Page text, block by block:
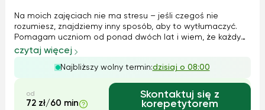
Na moich zajęciach nie ma stresu – jeśli czegoś nie
rozumiesz, znajdziemy inny sposób, aby to wytłumaczyć.
Pomagam uczniom od ponad dwóch lat i wiem, że każdy
ma inny sposób przyswajania wiedzy. Stawiam na
cierpliwość i logiczne podejście do problemów. Dzięki temu
nauka staje się łatwiejsza, a efekt...
czytaj więcej
Najbliższy wolny termin:dzisiaj o 08:00
od
72 zł/60 min
Skontaktuj się z
korepetytorem